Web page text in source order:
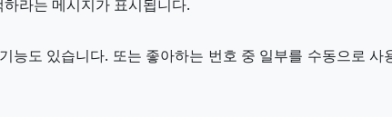
라는 메시지가 표시됩니다.
능도 있습니다. 또는 좋아하는 번호 중 일부를 수동으로